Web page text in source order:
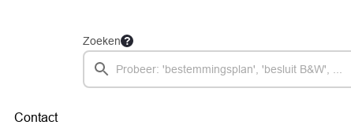
Zoeken
Contact